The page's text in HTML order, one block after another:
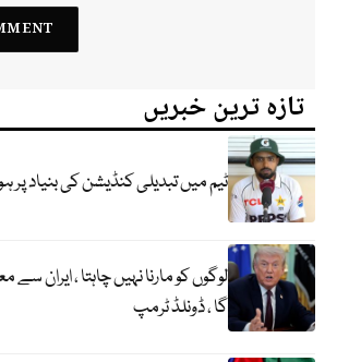
تازہ ترین خبریں
ٹیم میں تبدیلی کنڈیشن کی بنیاد پر
لوگوں کو مارنا نہیں چاہتا ، ایران سے
گا ، ڈونلڈ ٹرمپ